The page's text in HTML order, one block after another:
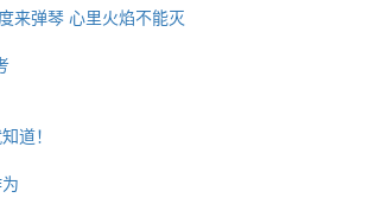
来弹琴 心里火焰不能灭
道！